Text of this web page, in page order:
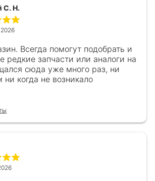
С. Н.
Всегда помогут подобрать и
редкие запчасти или аналоги на
сюда уже много раз, ни
ни когда не возникало